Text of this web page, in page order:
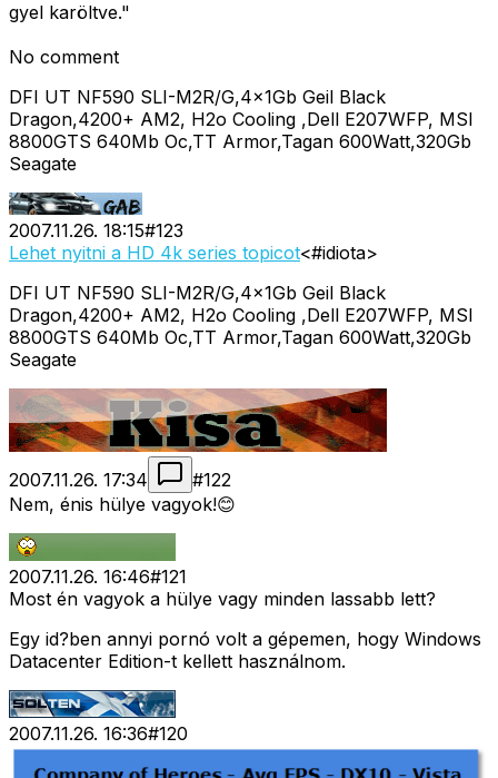
gyel karöltve."
No comment
DFI UT NF590 SLI-M2R/G,4x1Gb Geil Black
Dragon,4200+ AM2, H2o Cooling ,Dell E207WFP, MSI
8800GTS 640Mb Oc,TT Armor,Tagan 600Watt,320Gb
Seagate
2007.11.26. 18:15#123
Lehet nyitni a HD 4k series topicot<#idiota>
DFI UT NF590 SLI-M2R/G,4x1Gb Geil Black
Dragon,4200+ AM2, H2o Cooling ,Dell E207WFP, MSI
8800GTS 640Mb Oc,TT Armor,Tagan 600Watt,320Gb
Seagate
2007.11.26. 17:34 #122
Nem, énis hülye vagyok!😊
2007.11.26. 16:46#121
Most én vagyok a hülye vagy minden lassabb lett?
Egy id?ben annyi pornó volt a gépemen, hogy Windows
Datacenter Edition-t kellett használnom.
2007.11.26. 16:36#120